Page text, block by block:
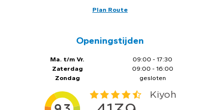
Plan Route
Openingstijden
Ma. t/m Vr.
Zaterdag
Zondag
09:00 - 17:30
09:00 - 16:00
gesloten